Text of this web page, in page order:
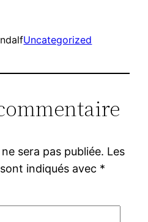
Uncategorized
sera pas publiée. Les
indiqués avec *